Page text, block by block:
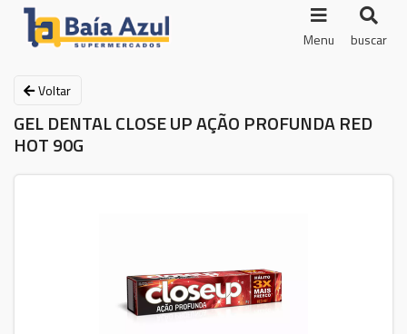
Menu buscar
Voltar
GEL DENTAL CLOSE UP AÇÃO PROFUNDA RED
HOT 90G